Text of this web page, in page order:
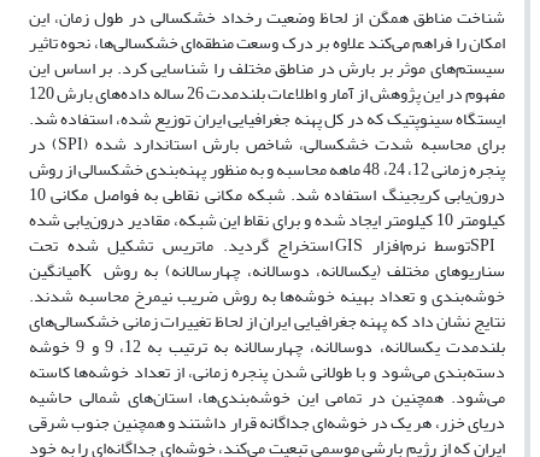
شناخت مناطق همگن از لحاظ وضعیت رخداد خشکسالی در طول زمان، این
امکان را فراهم می‌کند علاوه بر درک وسعت منطقه‌ای خشکسالی‌ها، نحوه تاثیر
سیستم‌های موثر بر بارش در مناطق مختلف را شناسایی کرد. بر اساس این
مفهوم در این پژوهش‌ از آمار و اطلاعات بلند‌مدت 26 ساله داده‌های بارش 120
ایستگاه سینوپتیک که در کل پهنه جغرافیایی ایران توزیع شده، استفاده شد.
برای محاسبه شدت خشکسالی، شاخص بارش استاندارد شده (SPI) در
پنجره زمانی‌ 12، 24، 48 ماهه محاسبه و به منظور پهنه‌بندی خشکسالی از روش
درون‌یابی کریجینگ استفاده شد. شبکه مکانی نقاطی به فواصل مکانی‌ 10
کیلومتر 10 کیلومتر ایجاد شده ‌و برای ‌نقاط این شبکه، مقادیر درون‌یابی شده
SPIتوسط نرم‌افزار GIS استخراج گردید. ماتریس تشکیل شده تحت
سناریو‌های مختلف (یک­سالانه، دوسالانه، چهارسالانه) به روش K‌‌میانگین
‌خوشه‌بندی و تعداد بهینه خوشه‌ها به روش ضریب نیم­رخ محاسبه شدند.
نتایج نشان داد که پهنه جغرافیایی ایران از لحاظ تغییرات زمانی خشکسالی‌های
بلند‌مدت یک­سالانه، دوسالانه، چهارسالانه به ترتیب به 12، 9 و 9 خوشه
دسته‌بندی می‌شود و با طولانی شدن پنجره زمانی، از تعداد خوشه‌ها کاسته
می‌شود. همچنین در‌ تمامی ‌این خوشه‌بندی‌ها، ‌استان‌های شمالی حاشیه
دریای خزر، هر یک در خوشه‌ای جداگانه قرار داشتند و همچنین جنوب شرقی
ایران که از رژیم بارشی موسمی تبعیت می‌کند، خوشه‌ای جداگانه‌ای را به خود